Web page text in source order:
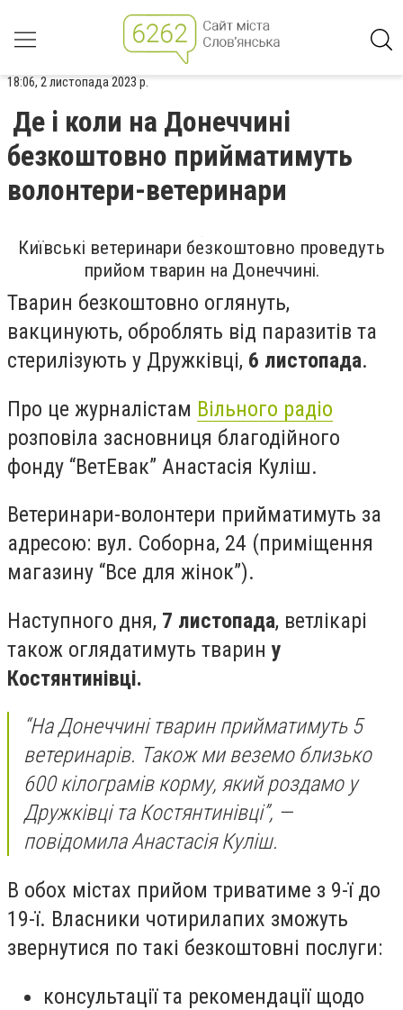
18:06, 2 листопада 2023 р.
Де і коли на Донеччині
безкоштовно прийматимуть
волонтери-ветеринари
Київські ветеринари безкоштовно проведуть
прийом тварин на Донеччині.
Тварин безкоштовно оглянуть,
вакцинують, оброблять від паразитів та
стерилізують у Дружківці, 6 листопада.
Про це журналістам Вільного радіо
розповіла засновниця благодійного
фонду “ВетЕвак” Анастасія Куліш.
Ветеринари-волонтери прийматимуть за
адресою: вул. Соборна, 24 (приміщення
магазину “Все для жінок”).
Наступного дня, 7 листопада, ветлікарі
також оглядатимуть тварин у
Костянтинівці.
“На Донеччині тварин прийматимуть 5
ветеринарів. Також ми веземо близько
600 кілограмів корму, який роздамо у
Дружківці та Костянтинівці”, —
повідомила Анастасія Куліш.
В обох містах прийом триватиме з 9-ї до
19-ї. Власники чотирилапих зможуть
звернутися по такі безкоштовні послуги:
консультації та рекомендації щодо